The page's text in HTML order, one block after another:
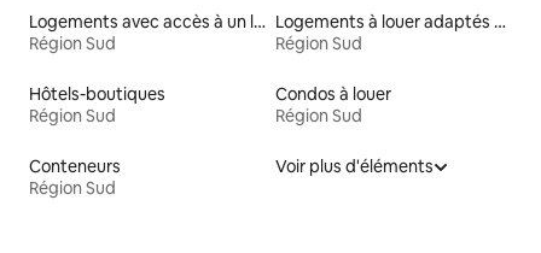
Logements avec accès à un lac
Région Sud
Logements à louer adaptés aux animaux
Région Sud
Hôtels-boutiques
Région Sud
Condos à louer
Région Sud
Conteneurs
Région Sud
Voir plus d'éléments